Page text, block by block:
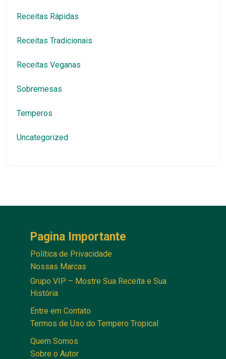
Receitas Rápidas
Receitas Tradicionais
Receitas Veganas
Sobremesas
Temperos
Uncategorized
Pagina Importante
Política de Privacidade
Nossas Marcas
Grupo VIP – Mostre Sua Receita e Sua
História
Entre em Contato
Termos de Uso do Tempero Tropical
Quem Somos
Sobre o Autor